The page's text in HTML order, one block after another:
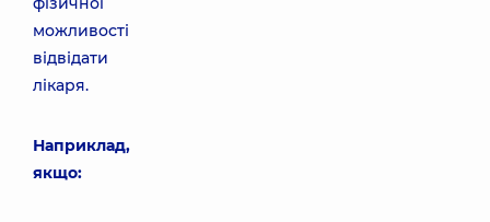
можливості
відвідати
лікаря.
Наприклад,
якщо: